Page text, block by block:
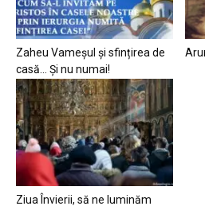
Zaheu Vameșul și sfințirea de
casă… Și nu numai!
Ziua Învierii, să ne luminăm